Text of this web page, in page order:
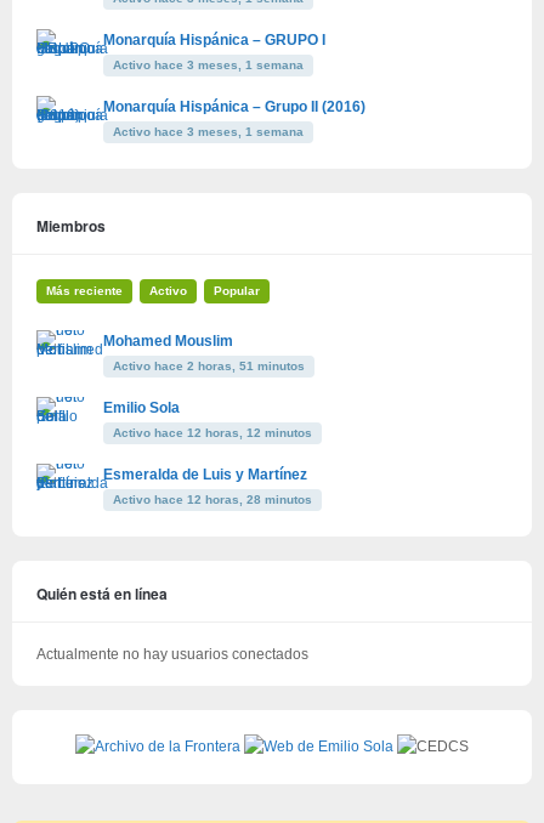
Monarquía Hispánica – GRUPO I
Activo hace 3 meses, 1 semana
Monarquía Hispánica – Grupo II (2016)
Activo hace 3 meses, 1 semana
Miembros
Más reciente Activo Popular
Mohamed Mouslim
Activo hace 2 horas, 51 minutos
Emilio Sola
Activo hace 12 horas, 12 minutos
Esmeralda de Luis y Martínez
Activo hace 12 horas, 28 minutos
Quién está en línea
Actualmente no hay usuarios conectados